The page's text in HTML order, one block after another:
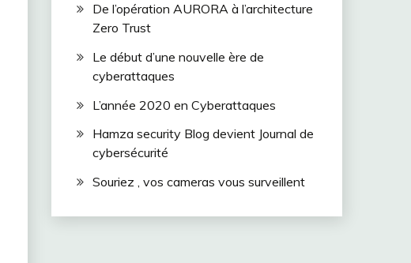
De l’opération AURORA à l’architecture
Zero Trust
Le début d’une nouvelle ère de
cyberattaques
L’année 2020 en Cyberattaques
Hamza security Blog devient Journal de
cybersécurité
Souriez , vos cameras vous surveillent